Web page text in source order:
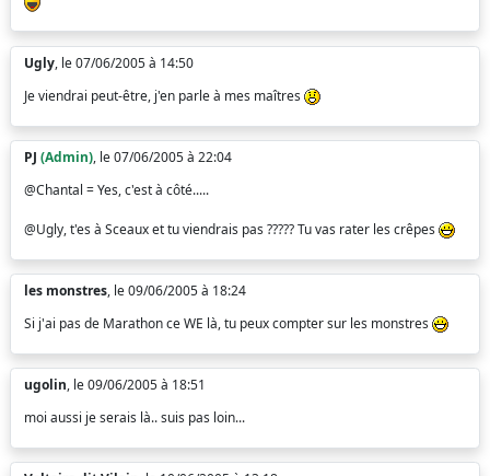
Ugly, le 07/06/2005 à 14:50
Je viendrai peut-être, j'en parle à mes maîtres
PJ (Admin), le 07/06/2005 à 22:04
@Chantal = Yes, c'est à côté.....
@Ugly, t'es à Sceaux et tu viendrais pas ????? Tu vas rater les crêpes
les monstres, le 09/06/2005 à 18:24
Si j'ai pas de Marathon ce WE là, tu peux compter sur les monstres
ugolin, le 09/06/2005 à 18:51
moi aussi je serais là.. suis pas loin...